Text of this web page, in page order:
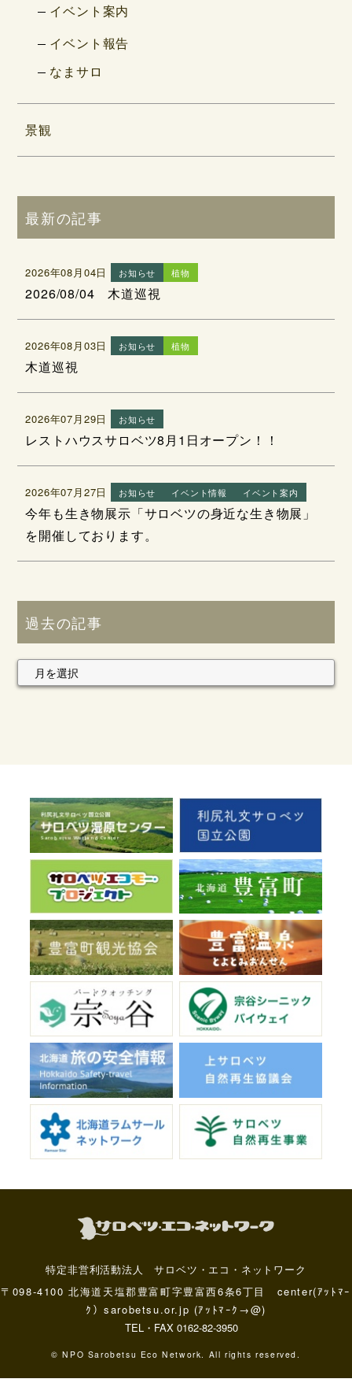
イベント案内
イベント報告
なまサロ
景観
最新の記事
2026年08月04日 お知らせ 植物
2026/08/04 木道巡視
2026年08月03日 お知らせ 植物
木道巡視
2026年07月29日 お知らせ
レストハウスサロベツ8月1日オープン！！
2026年07月27日 お知らせ イベント情報 イベント案内
今年も生き物展示「サロベツの身近な生き物展」
を開催しております。
過去の記事
特定非営利活動法人 サロベツ・エコ・ネットワーク
〒098-4100 北海道天塩郡豊富町字豊富西6条6丁目 center(ｱｯﾄﾏｰ
ｸ）sarobetsu.or.jp (ｱｯﾄﾏｰｸ→@)
TEL・FAX 0162-82-3950
© NPO Sarobetsu Eco Network. All rights reserved.